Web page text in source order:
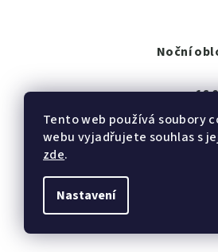
Tento web používá soubory
webu vyjadřujete souhlas s
zde.
Nastavení
Noční
16
K